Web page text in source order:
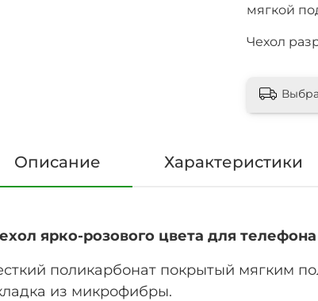
мягкой
Чехол
Описание Характеристики
ярко-розового цвета для телефона
поликарбонат покрытый мягким
из микрофибры.